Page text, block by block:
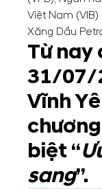
Việt Nam
Xăng Dầu
Từ nay
31/07/
Vĩnh
biệt “
sang”.